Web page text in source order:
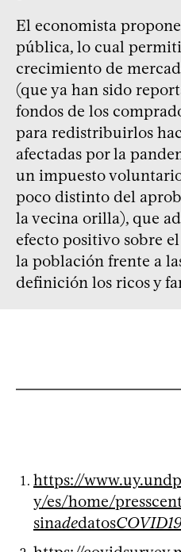
El economista
pública, lo cual
crecimiento de
(que ya han sido
fondos de los
para redistribuirlos
afectadas por la
un impuesto
poco distinto del
la vecina orilla), que
efecto positivo sobre
la población frente a
definición los ricos y
https://
y/es/home/
sinadedatos